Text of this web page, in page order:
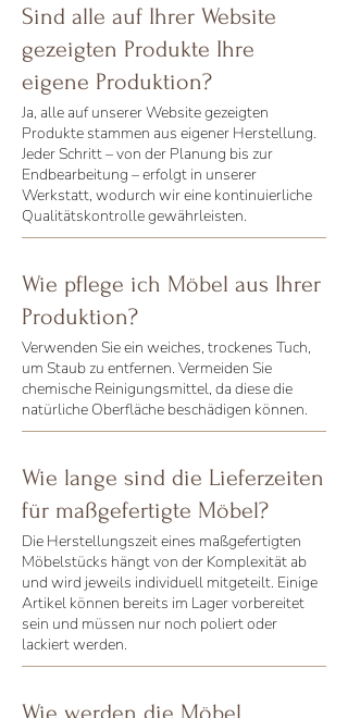
Sind alle auf Ihrer Website
gezeigten Produkte Ihre
eigene Produktion?
Ja, alle auf unserer Website gezeigten
Produkte stammen aus eigener Herstellung.
Jeder Schritt – von der Planung bis zur
Endbearbeitung – erfolgt in unserer
Werkstatt, wodurch wir eine kontinuierliche
Qualitätskontrolle gewährleisten.
Wie pflege ich Möbel aus Ihrer
Produktion?
Verwenden Sie ein weiches, trockenes Tuch,
um Staub zu entfernen. Vermeiden Sie
chemische Reinigungsmittel, da diese die
natürliche Oberfläche beschädigen können.
Wie lange sind die Lieferzeiten
für maßgefertigte Möbel?
Die Herstellungszeit eines maßgefertigten
Möbelstücks hängt von der Komplexität ab
und wird jeweils individuell mitgeteilt. Einige
Artikel können bereits im Lager vorbereitet
sein und müssen nur noch poliert oder
lackiert werden.
Wie werden die Möbel